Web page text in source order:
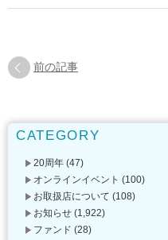
前の記事
CATEGORY
20周年 (47)
オンラインイベント (100)
お取扱店について (108)
お知らせ (1,922)
ファンド (28)